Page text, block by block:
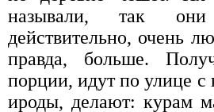
называли, так
действительно, очень
правда, больше.
порции, идут по улице с
ироды, делают: курам